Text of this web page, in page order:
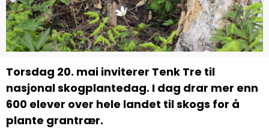
Torsdag 20. mai inviterer Tenk Tre til
nasjonal skogplantedag. I dag drar mer enn
600 elever over hele landet til skogs for å
plante grantrær.